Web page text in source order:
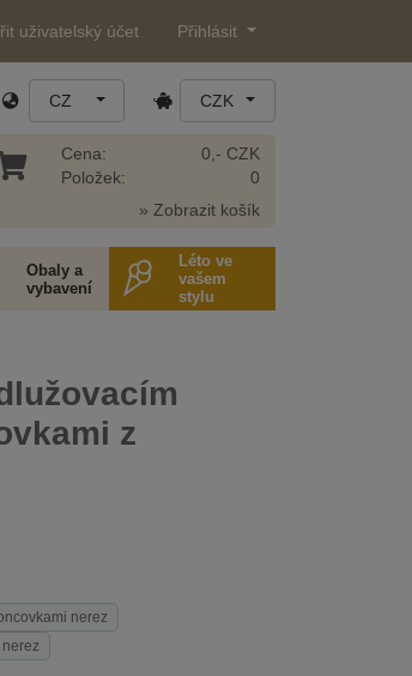
uživatelský účet Přihlásit
CZ CZK
Cena:
Položek:
0,- CZK
0
» Zobrazit košík
Obaly a
vybavení
Léto ve
vašem
stylu
z
nerez